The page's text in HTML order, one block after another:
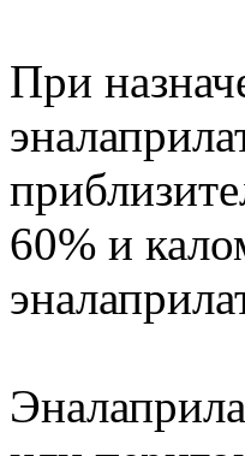
При
60% и